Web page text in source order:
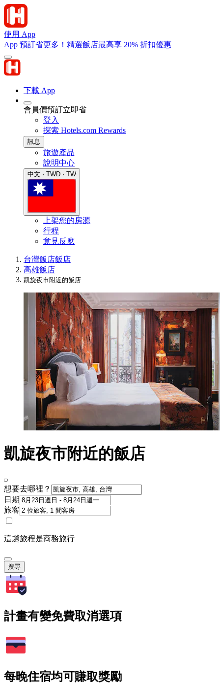
使用 App
App 預訂省更多！精選飯店最高享 20% 折扣優惠
下載 App
會員價預訂立即省
登入
探索 Hotels.com Rewards
訊息
旅遊產品
說明中心
中文 · TWD · TW
上架您的房源
行程
意見反應
台灣飯店飯店
高雄飯店
凱旋夜市附近的飯店
凱旋夜市附近的飯店
想要去哪裡？
日期
旅客
這趟旅程是商務旅行
搜尋
計畫有變免費取消選項
每晚住宿均可賺取獎勵